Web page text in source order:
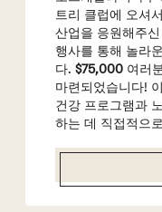
트리 클럽에 오셔
산업을 응원해주
행사를 통해 놀라
다. $75,000 여러
마련되었습니다!
건강 프로그램과
하는 데 직접적으